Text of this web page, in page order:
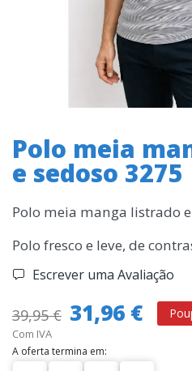
Polo meia
e sedoso 3275
Polo meia manga listrado
Polo fresco e leve, de
Escrever uma Avaliação
39,95 € 31,96 €
Com IVA
A oferta termina em: